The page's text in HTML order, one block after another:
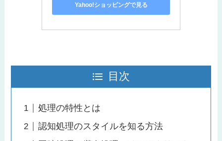
Yahoo!ショッピングで見る
目次
処理の特性とは
認知処理のスタイルを知る方法